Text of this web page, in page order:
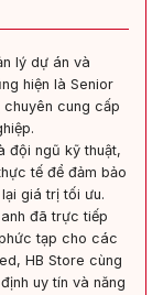
lý dự án và
hiện là Senior
chuyên cung cấp
đội ngũ kỹ thuật,
tế để đảm bảo
giá trị tối ưu.
đã trực tiếp
tạp cho các
HB Store cùng
uy tín và năng